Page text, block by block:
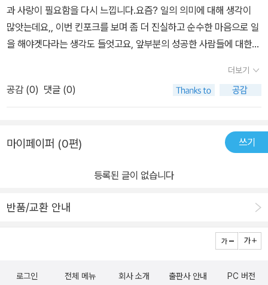
과 사랑이 필요함을 다시 느낍니다.요즘? 일의 의미에 대해 생각이
많앗는데요,, 이번 킨포크를 보며 좀 더 진실하고 순수한 마음으로 일
을 해야겟다라는 생각도 들엇고요, 앞부분의 성공한 사람들에 대한
습니다.. 다양한 인터뷰를 보며 공감하고 영감받길 원하신다면 추천
합니다!
더보기
공감 (0) 댓글 (0)
마이페이퍼 (0편) 쓰기
등록된 글이 없습니다
반품/교환 안내
로그인 전체 메뉴 회사 소개 출판사 안내 PC 버전